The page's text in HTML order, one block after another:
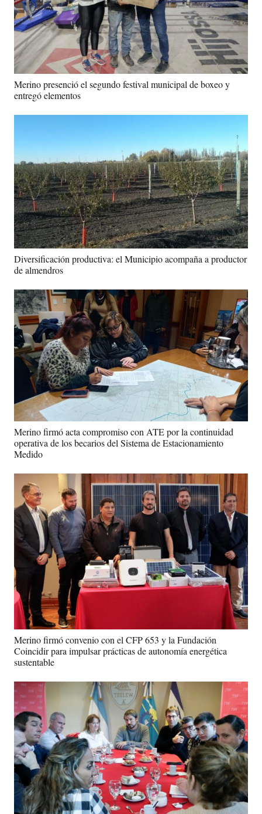
Merino presenció el segundo festival municipal de boxeo y
entregó elementos
Diversificación productiva: el Municipio acompaña a productor
de almendros
Merino firmó acta compromiso con ATE por la continuidad
operativa de los becarios del Sistema de Estacionamiento
Medido
Merino firmó convenio con el CFP 653 y la Fundación
Coincidir para impulsar prácticas de autonomía energética
sustentable